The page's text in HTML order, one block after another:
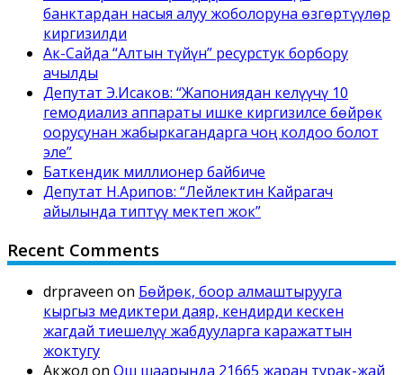
банктардан насыя алуу жоболоруна өзгөртүүлөр
киргизилди
Ак-Сайда “Алтын түйүн” ресурстук борбору
ачылды
Депутат Э.Исаков: “Жапониядан келүүчү 10
гемодиализ аппараты ишке киргизилсе бөйрөк
оорусунан жабыркагандарга чоң колдоо болот
эле”
Баткендик миллионер байбиче
Депутат Н.Арипов: “Лейлектин Кайрагач
айылында типтүү мектеп жок”
Recent Comments
drpraveen on Бөйрөк, боор алмаштырууга
кыргыз медиктери даяр, кендирди кескен
жагдай тиешелүү жабдууларга каражаттын
жоктугу
Акжол on Ош шаарында 21665 жаран турак-жай